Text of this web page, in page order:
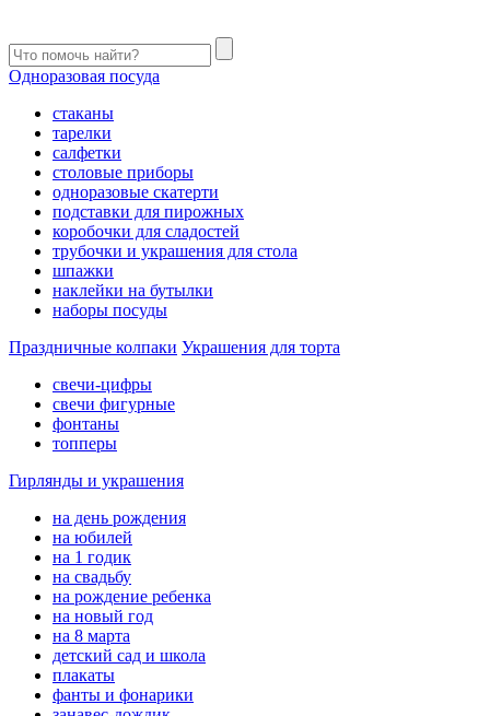
Одноразовая посуда
стаканы
тарелки
салфетки
столовые приборы
одноразовые скатерти
подставки для пирожных
коробочки для сладостей
трубочки и украшения для стола
шпажки
наклейки на бутылки
наборы посуды
Праздничные колпаки Украшения для торта
свечи-цифры
свечи фигурные
фонтаны
топперы
Гирлянды и украшения
на день рождения
на юбилей
на 1 годик
на свадьбу
на рождение ребенка
на новый год
на 8 марта
детский сад и школа
плакаты
фанты и фонарики